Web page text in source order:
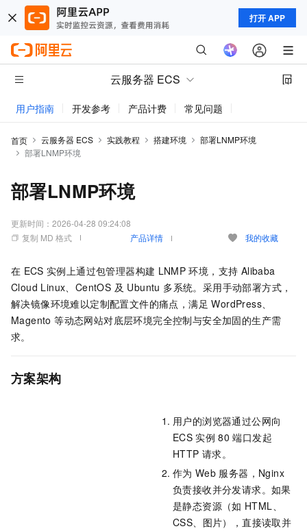
打开 APP
云服务器 ECS
用户指南 开发参考 产品计费 常见问题
首页 云服务器 ECS 实践教程 搭建环境
部署LNMP环境
部署LNMP环境
部署LNMP环境
更新时间： 2026-04-28 09:24:08
复制 MD 格式
产品详情 我的收藏
在 ECS 实例上通过包管理器构建 LNMP 环境，支持 Alibaba
Cloud Linux、CentOS 及 Ubuntu 多系统。采用手动部署方式，
解决镜像环境难以定制配置文件的痛点，满足 WordPress、
Magento 等动态网站对底层环境完全控制与安全加固的生产需
求。
方案架构
用户的浏览器通过公网向
ECS 实例 80 端口发起
HTTP 请求。
作为 Web 服务器，Nginx
负责接收并分发请求。如果
是静态资源（如 HTML、
CSS、图片），直接读取并